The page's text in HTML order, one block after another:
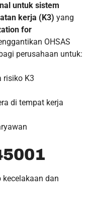
untuk sistem
kerja (K3) yang
for
OHSAS
perusahaan untuk:
risiko K3
di tempat kerja
dan